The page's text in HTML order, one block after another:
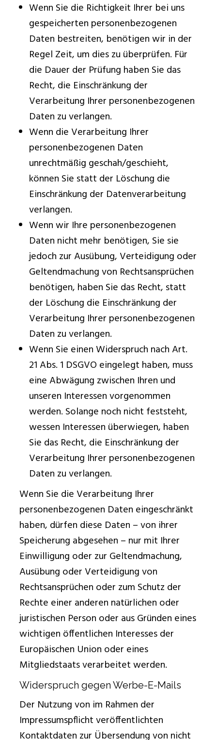
Wenn Sie die Richtigkeit Ihrer bei uns
gespeicherten personenbezogenen
Daten bestreiten, benötigen wir in der
Regel Zeit, um dies zu überprüfen. Für
die Dauer der Prüfung haben Sie das
Recht, die Einschränkung der
Verarbeitung Ihrer personenbezogenen
Daten zu verlangen.
Wenn die Verarbeitung Ihrer
personenbezogenen Daten
unrechtmäßig geschah/geschieht,
können Sie statt der Löschung die
Einschränkung der Datenverarbeitung
verlangen.
Wenn wir Ihre personenbezogenen
Daten nicht mehr benötigen, Sie sie
jedoch zur Ausübung, Verteidigung oder
Geltendmachung von Rechtsansprüchen
benötigen, haben Sie das Recht, statt
der Löschung die Einschränkung der
Verarbeitung Ihrer personenbezogenen
Daten zu verlangen.
Wenn Sie einen Widerspruch nach Art.
21 Abs. 1 DSGVO eingelegt haben, muss
eine Abwägung zwischen Ihren und
unseren Interessen vorgenommen
werden. Solange noch nicht feststeht,
wessen Interessen überwiegen, haben
Sie das Recht, die Einschränkung der
Verarbeitung Ihrer personenbezogenen
Daten zu verlangen.
Wenn Sie die Verarbeitung Ihrer
personenbezogenen Daten eingeschränkt
haben, dürfen diese Daten – von ihrer
Speicherung abgesehen – nur mit Ihrer
Einwilligung oder zur Geltendmachung,
Ausübung oder Verteidigung von
Rechtsansprüchen oder zum Schutz der
Rechte einer anderen natürlichen oder
juristischen Person oder aus Gründen eines
wichtigen öffentlichen Interesses der
Europäischen Union oder eines
Mitgliedstaats verarbeitet werden.
Widerspruch gegen Werbe-E-Mails
Der Nutzung von im Rahmen der
Impressumspflicht veröffentlichten
Kontaktdaten zur Übersendung von nicht